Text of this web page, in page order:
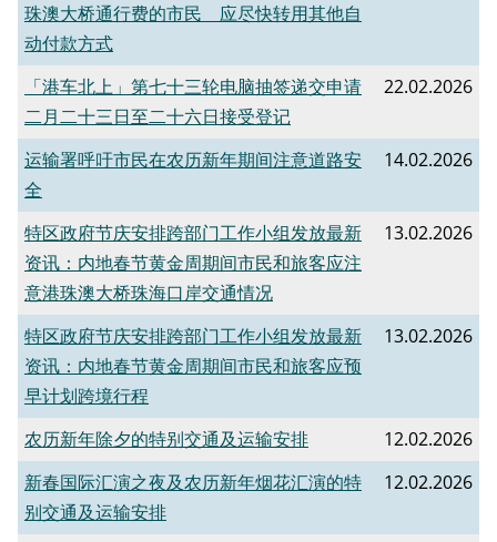
珠澳大桥通行费的市民 应尽快转用其他自
动付款方式
「港车北上」第七十三轮电脑抽签递交申请
二月二十三日至二十六日接受登记
22.02.2026
运输署呼吁市民在农历新年期间注意道路安
全
14.02.2026
特区政府节庆安排跨部门工作小组发放最新
资讯：内地春节黄金周期间市民和旅客应注
意港珠澳大桥珠海口岸交通情况
13.02.2026
特区政府节庆安排跨部门工作小组发放最新
资讯：内地春节黄金周期间市民和旅客应预
早计划跨境行程
13.02.2026
​农历新年除夕的特别交通及运输安排
12.02.2026
新春国际汇演之夜及农历新年烟花汇演的特
别交通及运输安排
12.02.2026